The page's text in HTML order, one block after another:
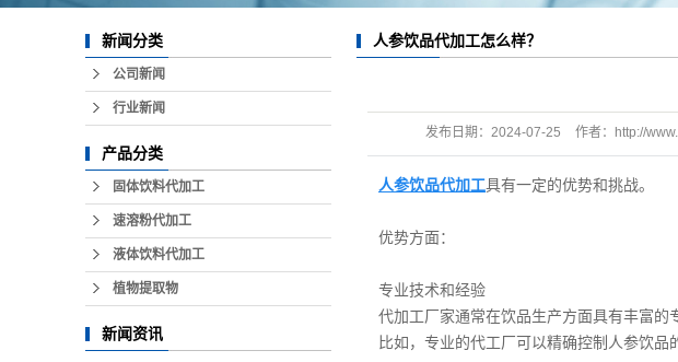
新闻分类
公司新闻
行业新闻
产品分类
固体饮料代加工
速溶粉代加工
液体饮料代加工
植物提取物
新闻资讯
人参饮品代加工怎么样？
发布日期： 2024-07-25 作者： http://
717
人参饮品代加工具有一定的优势和挑战。
优势方面：
专业技术和经验
代加工厂家通常在饮品生产方面具有丰富的
比如，专业的代工厂可以精确控制人参饮品